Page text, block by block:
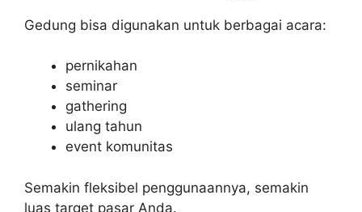
Gedung bisa digunakan untuk berbagai acara:
pernikahan
seminar
gathering
ulang tahun
event komunitas
Semakin fleksibel penggunaannya, semakin
luas target pasar Anda.